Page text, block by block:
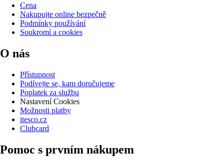
Cena
Nakupujte online bezpečně
Podmínky používání
Soukromí a cookies
O nás
Přístupnost
Podívejte se, kam doručujeme
Poplatek za službu
Nastavení Cookies
Možnosti platby
itesco.cz
Clubcard
Pomoc s prvním nákupem